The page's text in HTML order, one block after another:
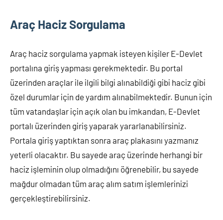
Araç Haciz Sorgulama
Araç haciz sorgulama yapmak isteyen kişiler E-Devlet
portalına giriş yapması gerekmektedir. Bu portal
üzerinden araçlar ile ilgili bilgi alınabildiği gibi haciz gibi
özel durumlar için de yardım alınabilmektedir. Bunun için
tüm vatandaşlar için açık olan bu imkandan, E-Devlet
portalı üzerinden giriş yaparak yararlanabilirsiniz.
Portala giriş yaptıktan sonra araç plakasını yazmanız
yeterli olacaktır. Bu sayede araç üzerinde herhangi bir
haciz işleminin olup olmadığını öğrenebilir, bu sayede
mağdur olmadan tüm araç alım satım işlemlerinizi
gerçekleştirebilirsiniz.